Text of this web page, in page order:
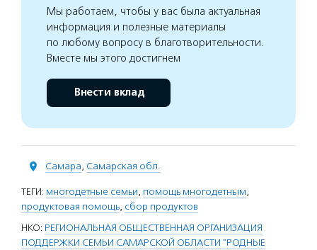
Мы работаем, чтобы у вас была актуальная
информация и полезные материалы
по любому вопросу в благотворительности.
Вместе мы этого достигнем
Внести вклад
Самара, Самарская обл.
ТЕГИ: многодетные семьи, помощь многодетным,
продуктовая помощь, сбор продуктов
НКО: РЕГИОНАЛЬНАЯ ОБЩЕСТВЕННАЯ ОРГАНИЗАЦИЯ
ПОДДЕРЖКИ СЕМЬИ САМАРСКОЙ ОБЛАСТИ "РОДНЫЕ